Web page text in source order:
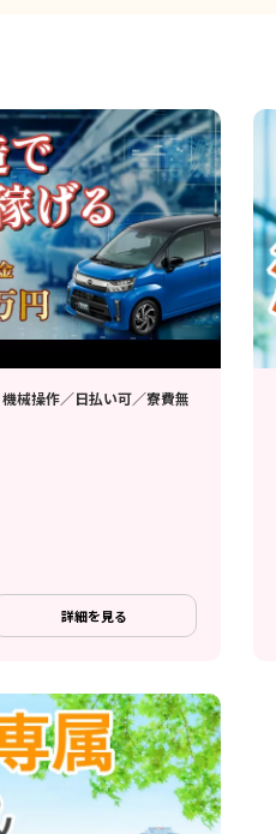
械操作／日払い可／寮費無
詳細を見る